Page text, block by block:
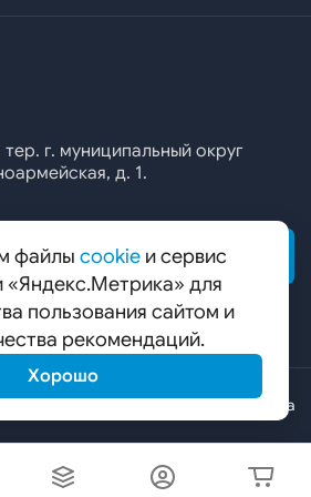
предложений
комбинат
тер. г. муниципальный округ
д. 1.
СВЯЗЬ
2026 Карта сайта
файлы cookie и сервис
«Яндекс.Метрика» для
пользования сайтом и
рекомендаций.
Хорошо